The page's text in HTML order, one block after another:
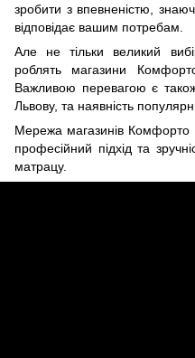
зробити з впевненістю,
відповідає вашим потребам.
Але не тільки великий
роблять магазини
Важливою перевагою є
Львову, та наявність
Мережа магазинів Комфорто
професійний підхід та
матрацу.